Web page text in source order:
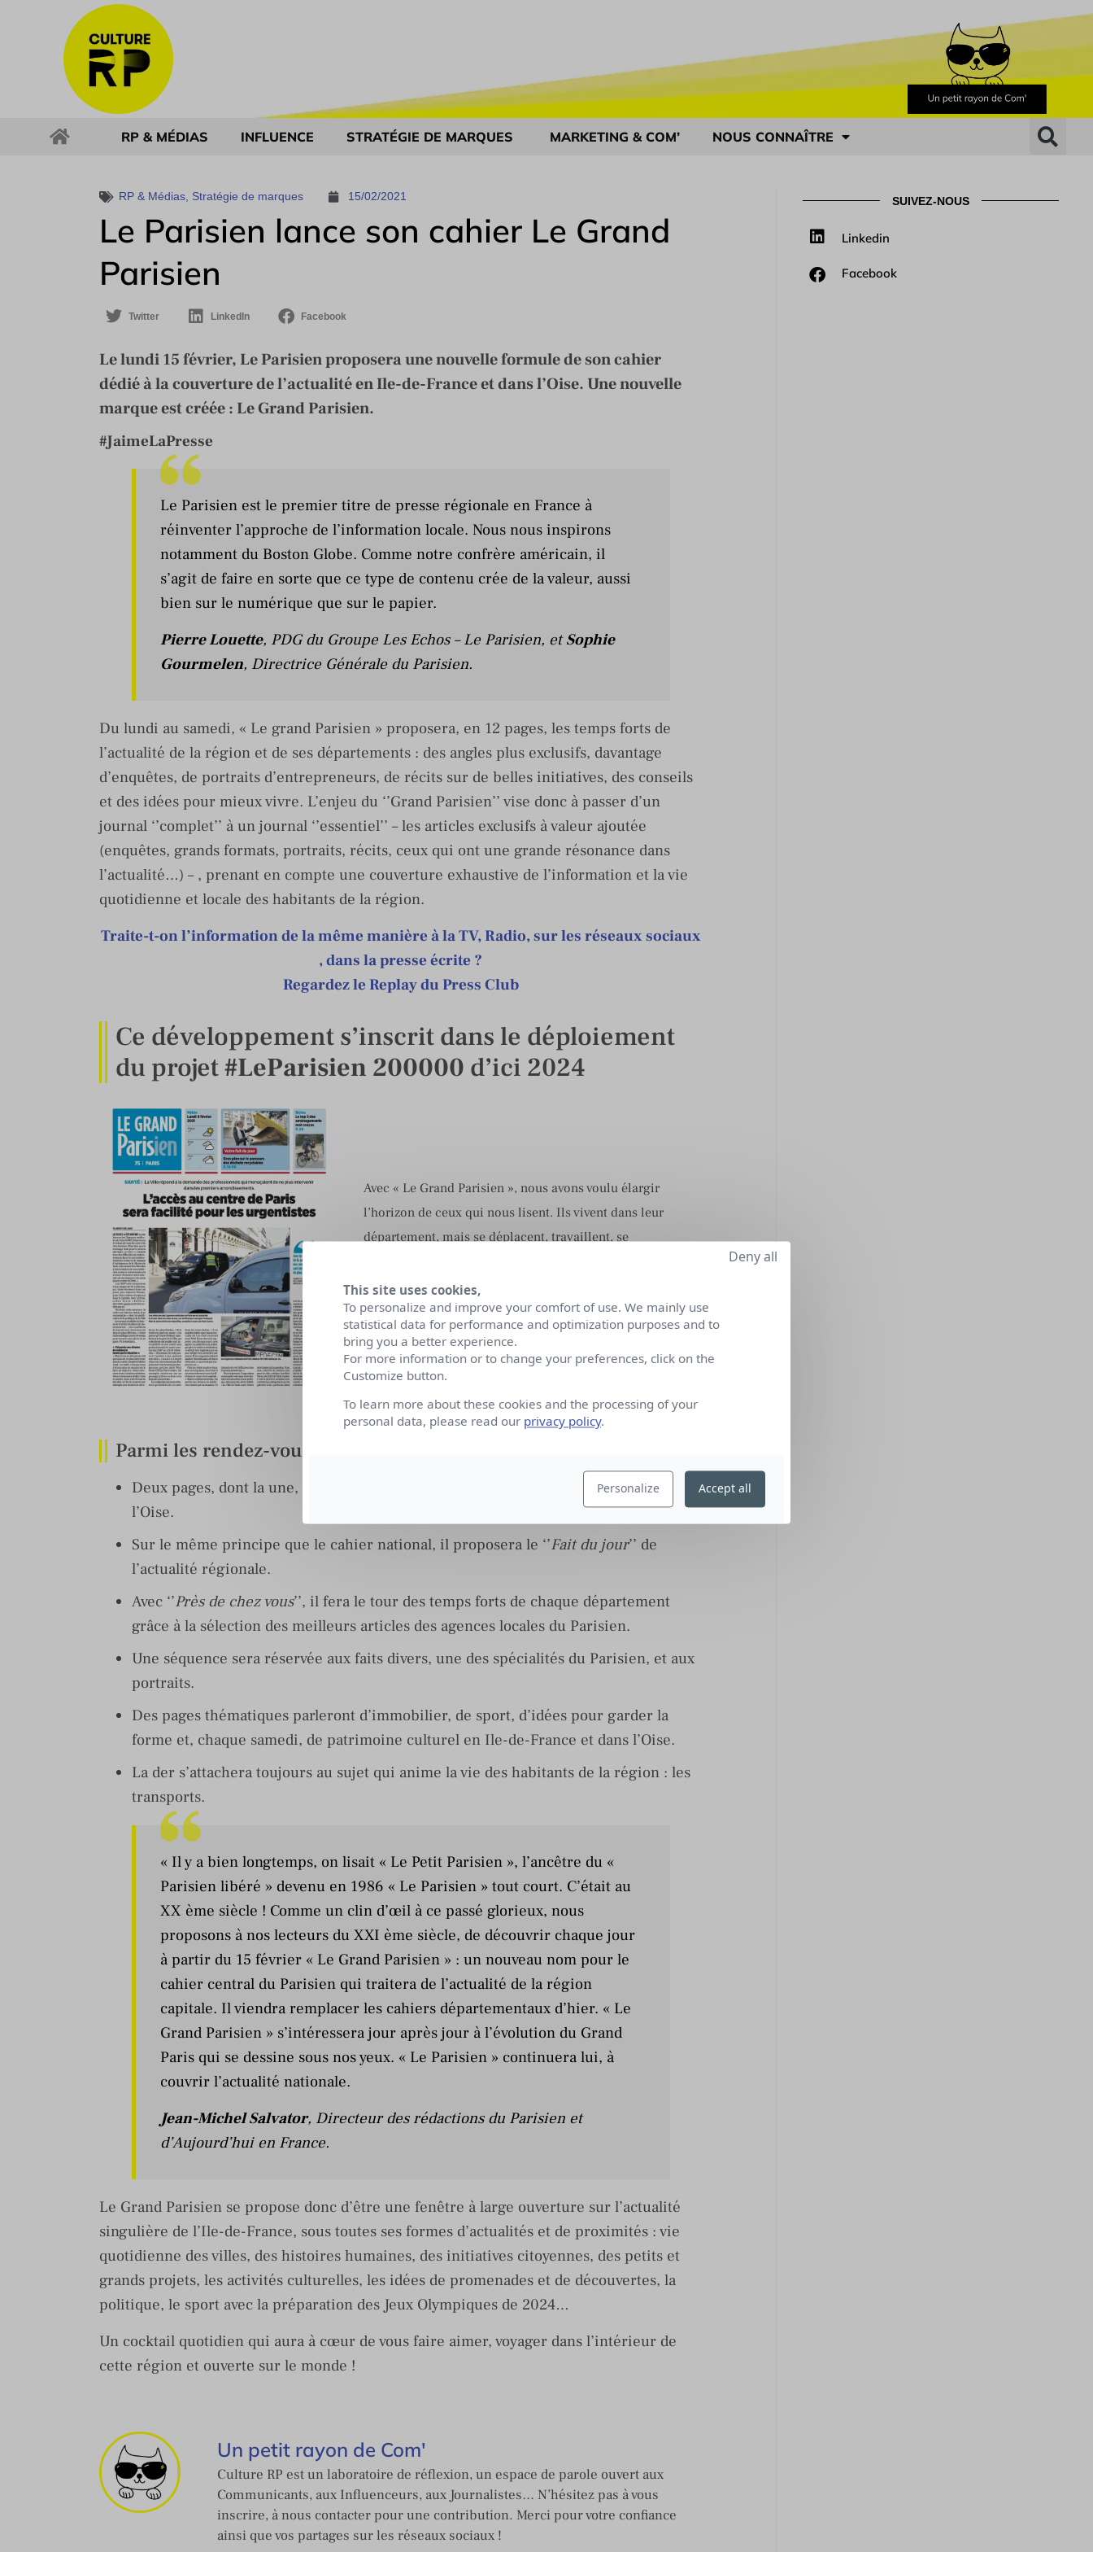
RP & MÉDIAS INFLUENCE STRATÉGIE DE MARQUES MARKETING & COM’ NOUS CONNAÎTRE
RP & Médias Stratégie de marques 15/02/2021
Le Parisien lance son cahier Le Grand
Parisien
Twitter LinkedIn Facebook
Le lundi 15 février, Le Parisien proposera une nouvelle formule de son cahier
dédié à la couverture de l’actualité en Ile-de-France et dans l’Oise. Une nouvelle
marque est créée : Le Grand Parisien.
#JaimeLaPresse
Le Parisien est le premier titre de presse régionale en France à
réinventer l’approche de l’information locale. Nous nous inspirons
notamment du Boston Globe. Comme notre confrère américain, il
s’agit de faire en sorte que ce type de contenu crée de la valeur, aussi
bien sur le numérique que sur le papier.
Pierre Louette, PDG du Groupe Les Echos – Le Parisien, etSophie
Gourmelen, Directrice Générale du Parisien.
Du lundi au samedi, « Le grand Parisien » proposera, en 12 pages, les temps forts de
l’actualité de la région et de ses départements : des angles plus exclusifs, davantage
d’enquêtes, de portraits d’entrepreneurs, de récits sur de belles initiatives, des conseils
et des idées pour mieux vivre. L’enjeu du ‘’Grand Parisien’’ vise donc à passer d’un
journal ‘’complet’’ à un journal ‘’essentiel’’ – les articles exclusifs à valeur ajoutée
(enquêtes, grands formats, portraits, récits, ceux qui ont une grande résonance dans
l’actualité…) – , prenant en compte une couverture exhaustive de l’information et la vie
quotidienne et locale des habitants de la région.
Traite-t-on l’information de la même manière à la TV, Radio, sur les réseaux sociaux
, dans la presse écrite ?
Regardez le Replay du Press Club
Ce développement s’inscrit dans le déploiement
du projet#LeParisien 200000 d’ici 2024
Avec « Le Grand Parisien », nous avons voulu élargir
l’horizon de ceux qui nous lisent. Ils vivent dans leur
département, mais se déplacent, travaillent, se
mouvement, il nous a semblé logique de donner à nos
pages de proximité une portée régionale.
Parmi les rendez-vous du ‘’Grand Parisien’’ :
Deux pages, dont la une, seront réservées aux 8 départements franciliens et à
l’Oise.
Sur le même principe que le cahier national, il proposera le ‘’Fait du jour’’ de
l’actualité régionale.
Avec ‘’Près de chez vous’’, il fera le tour des temps forts de chaque département
grâce à la sélection des meilleurs articles des agences locales du Parisien.
Une séquence sera réservée aux faits divers, une des spécialités du Parisien, et aux
portraits.
Des pages thématiques parleront d’immobilier, de sport, d’idées pour garder la
forme et, chaque samedi, de patrimoine culturel en Ile-de-France et dans l’Oise.
La der s’attachera toujours au sujet qui anime la vie des habitants de la région : les
transports.
« Il y a bien longtemps, on lisait « Le Petit Parisien », l’ancêtre du «
Parisien libéré » devenu en 1986 « Le Parisien » tout court. C’était au
XX ème siècle ! Comme un clin d’œil à ce passé glorieux, nous
proposons à nos lecteurs du XXI ème siècle, de découvrir chaque jour
à partir du 15 février « Le Grand Parisien » : un nouveau nom pour le
cahier central du Parisien qui traitera de l’actualité de la région
capitale. Il viendra remplacer les cahiers départementaux d’hier. « Le
Grand Parisien » s’intéressera jour après jour à l’évolution du Grand
Paris qui se dessine sous nos yeux. « Le Parisien » continuera lui, à
couvrir l’actualité nationale.
Jean-Michel Salvator, Directeur des rédactions du Parisien et
d’Aujourd’hui en France.
Le Grand Parisien se propose donc d’être une fenêtre à large ouverture sur l’actualité
singulière de l’Ile-de-France, sous toutes ses formes d’actualités et de proximités : vie
quotidienne des villes, des histoires humaines, des initiatives citoyennes, des petits et
grands projets, les activités culturelles, les idées de promenades et de découvertes, la
politique, le sport avec la préparation des Jeux Olympiques de 2024…
Un cocktail quotidien qui aura à cœur de vous faire aimer, voyager dans l’intérieur de
cette région et ouverte sur le monde !
Un petit rayon de Com'
Culture RP est un laboratoire de réflexion, un espace de parole ouvert aux
Communicants, aux Influenceurs, aux Journalistes… N’hésitez pas à vous
inscrire, à nous contacter pour une contribution. Merci pour votre confiance
ainsi que vos partages sur les réseaux sociaux !
SUIVEZ-NOUS
Linkedin
Facebook
This site uses cookies,
To personalize and improve your comfort of use. We mainly use
statistical data for performance and optimization purposes and to
bring you a better experience.
For more information or to change your preferences, click on the
Customize button.
To learn more about these cookies and the processing of your
personal data, please read our privacy policy.
Personalize
Deny all
Accept all